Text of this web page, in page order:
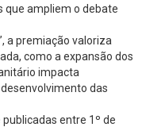
que ampliem o debate
a premiação valoriza
como a expansão dos
impacta
das
entre 1º de